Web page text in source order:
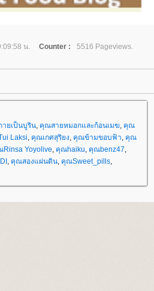
น. Counter :
5516 Pageviews.
ยเป็นบูริน, คุณสายหมอกและก้อนเมฆ, คุณ
Laksi, คุณเกศสุริยง, คุณข้ามขอบฟ้า, คุณ
Yoyolive, คุณhaiku, คุณbenz47,
, คุณสองแผ่นดิน, คุณSweet_pills,